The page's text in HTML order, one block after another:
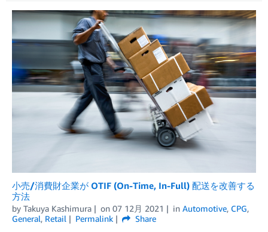
小売/消費財企業が OTIF (On-Time, In-Full) 配送を改善する
方法
by Takuya Kashimura on 07 12月 2021 in Automotive, CPG,
General, Retail Permalink
Share